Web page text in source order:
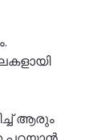
ആരും